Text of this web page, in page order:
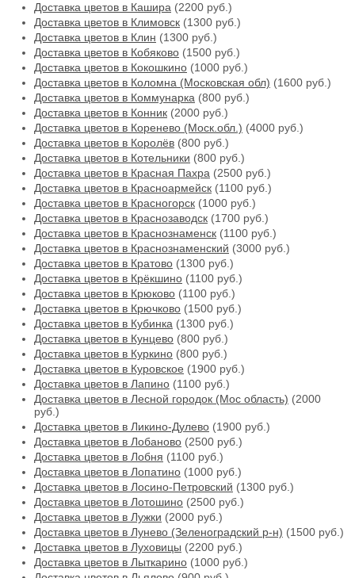
Доставка цветов в Кашира (2200 руб.)
Доставка цветов в Климовск (1300 руб.)
Доставка цветов в Клин (1300 руб.)
Доставка цветов в Кобяково (1500 руб.)
Доставка цветов в Кокошкино (1000 руб.)
Доставка цветов в Коломна (Московская обл) (1600 руб.)
Доставка цветов в Коммунарка (800 руб.)
Доставка цветов в Конник (2000 руб.)
Доставка цветов в Коренево (Моск.обл.) (4000 руб.)
Доставка цветов в Королёв (800 руб.)
Доставка цветов в Котельники (800 руб.)
Доставка цветов в Красная Пахра (2500 руб.)
Доставка цветов в Красноармейск (1100 руб.)
Доставка цветов в Красногорск (1000 руб.)
Доставка цветов в Краснозаводск (1700 руб.)
Доставка цветов в Краснознаменск (1100 руб.)
Доставка цветов в Краснознаменский (3000 руб.)
Доставка цветов в Кратово (1300 руб.)
Доставка цветов в Крёкшино (1100 руб.)
Доставка цветов в Крюково (1100 руб.)
Доставка цветов в Крючково (1500 руб.)
Доставка цветов в Кубинка (1300 руб.)
Доставка цветов в Кунцево (800 руб.)
Доставка цветов в Куркино (800 руб.)
Доставка цветов в Куровское (1900 руб.)
Доставка цветов в Лапино (1100 руб.)
Доставка цветов в Лесной городок (Мос область) (2000
руб.)
Доставка цветов в Ликино-Дулево (1900 руб.)
Доставка цветов в Лобаново (2500 руб.)
Доставка цветов в Лобня (1100 руб.)
Доставка цветов в Лопатино (1000 руб.)
Доставка цветов в Лосино-Петровский (1300 руб.)
Доставка цветов в Лотошино (2500 руб.)
Доставка цветов в Лужки (2000 руб.)
Доставка цветов в Лунево (Зеленоградский р-н) (1500 руб.)
Доставка цветов в Луховицы (2200 руб.)
Доставка цветов в Лыткарино (1000 руб.)